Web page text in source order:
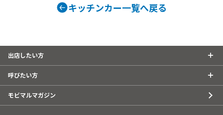
キッチンカー一覧へ戻る
出店したい方
呼びたい方
モビマルマガジン